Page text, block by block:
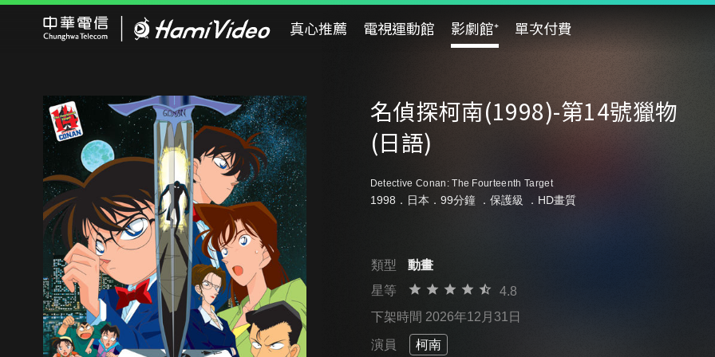
真心推薦 電視運動館 影劇館⁺ 單次付費
名偵探柯南(1998)-第14號獵物
(日語)
Detective Conan: The Fourteenth Target
1998．日本．99分鐘 ． 保護級 ．HD畫質
類型
動畫
星等
4.8
下架時間 2026年12月31日
演員 柯南